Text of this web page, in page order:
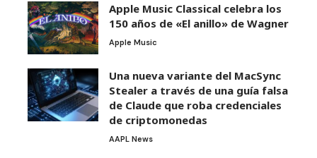
Apple Music Classical celebra los
150 años de «El anillo» de Wagner
Apple Music
Una nueva variante del MacSync
Stealer a través de una guía falsa
de Claude que roba credenciales
de criptomonedas
AAPL News